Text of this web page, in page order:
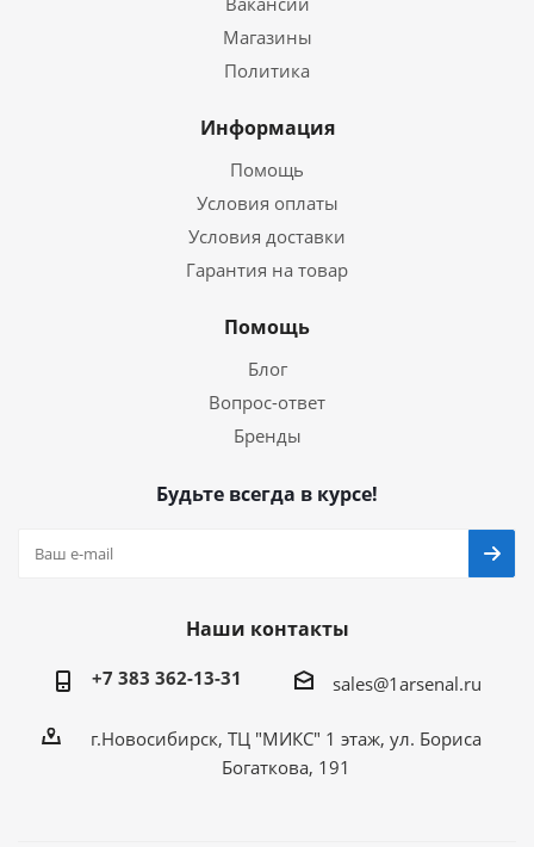
Магазины
Политика
Информация
Помощь
Условия оплаты
Условия доставки
Гарантия на товар
Помощь
Блог
Вопрос-ответ
Бренды
Будьте всегда в курсе!
Наши контакты
+7 383 362-13-31 sales@1arsenal.ru
г.Новосибирск, ТЦ "МИКС" 1 этаж, ул. Бориса
Богаткова, 191